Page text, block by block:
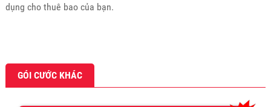
dụng cho thuê bao của bạn.
GÓI CƯỚC KHÁC